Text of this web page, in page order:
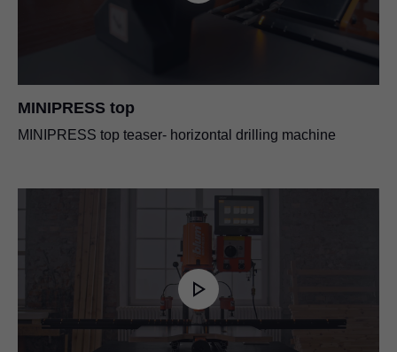
MINIPRESS top
MINIPRESS top teaser- horizontal drilling machine